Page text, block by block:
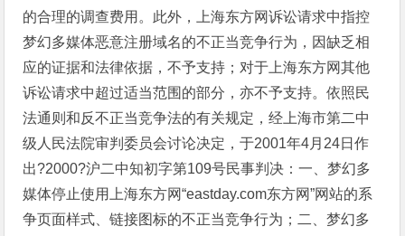
的合理的调查费用。此外，上海东方网诉讼请求中指控
梦幻多媒体恶意注册域名的不正当竞争行为，因缺乏相
应的证据和法律依据，不予支持；对于上海东方网其他
诉讼请求中超过适当范围的部分，亦不予支持。依照民
法通则和反不正当竞争法的有关规定，经上海市第二中
级人民法院审判委员会讨论决定，于2001年4月24日作
出?2000?沪二中知初字第109号民事判决：一、梦幻多
媒体停止使用上海东方网“eastday.com东方网”网站的系
争页面样式、链接图标的不正当竞争行为；二、梦幻多